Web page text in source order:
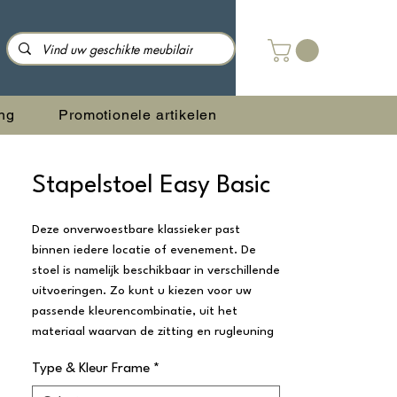
Promotionele artikelen
Stapelstoel Easy Basic
Deze onverwoestbare klassieker past
binnen iedere locatie of evenement. De
stoel is namelijk beschikbaar in verschillende
uitvoeringen. Zo kunt u kiezen voor uw
passende kleurencombinatie, uit het
materiaal waarvan de zitting en rugleuning
armleuningen toe te voegen.
Type & Kleur Frame *